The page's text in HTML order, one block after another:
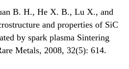
B. H., He X. B., Lu X., and
and properties of SiC
by spark plasma Sintering
Metals, 2008, 32(5): 614.